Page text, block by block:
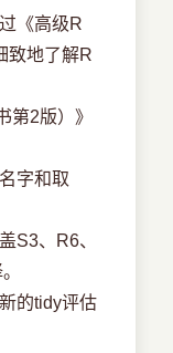
《高级R
致地了解R
2版）》
字和取
、R6、
的tidy评估